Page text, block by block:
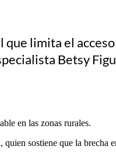
limita el
Betsy
en las zonas rurales.
sostiene que la brecha